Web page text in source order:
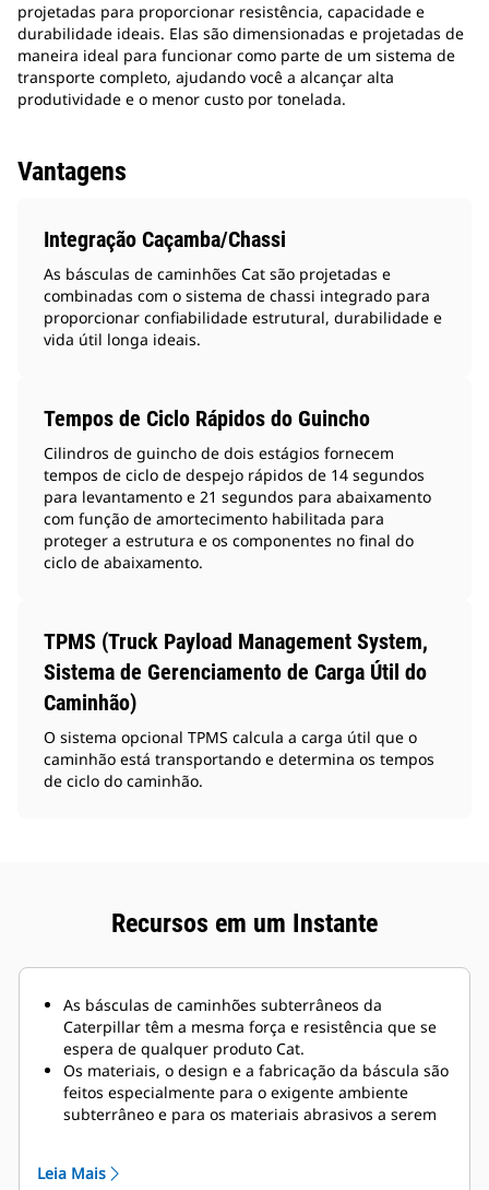
projetadas para proporcionar resistência, capacidade e
durabilidade ideais. Elas são dimensionadas e projetadas de
maneira ideal para funcionar como parte de um sistema de
transporte completo, ajudando você a alcançar alta
produtividade e o menor custo por tonelada.
Vantagens
Integração Caçamba/Chassi
As básculas de caminhões Cat são projetadas e
combinadas com o sistema de chassi integrado para
proporcionar confiabilidade estrutural, durabilidade e
vida útil longa ideais.
Tempos de Ciclo Rápidos do Guincho
Cilindros de guincho de dois estágios fornecem
tempos de ciclo de despejo rápidos de 14 segundos
para levantamento e 21 segundos para abaixamento
com função de amortecimento habilitada para
proteger a estrutura e os componentes no final do
ciclo de abaixamento.
TPMS (Truck Payload Management System,
Sistema de Gerenciamento de Carga Útil do
Caminhão)
O sistema opcional TPMS calcula a carga útil que o
caminhão está transportando e determina os tempos
de ciclo do caminhão.
Recursos em um Instante
As básculas de caminhões subterrâneos da
Caterpillar têm a mesma força e resistência que se
espera de qualquer produto Cat.
Os materiais, o design e a fabricação da báscula são
feitos especialmente para o exigente ambiente
subterrâneo e para os materiais abrasivos a serem
Leia Mais